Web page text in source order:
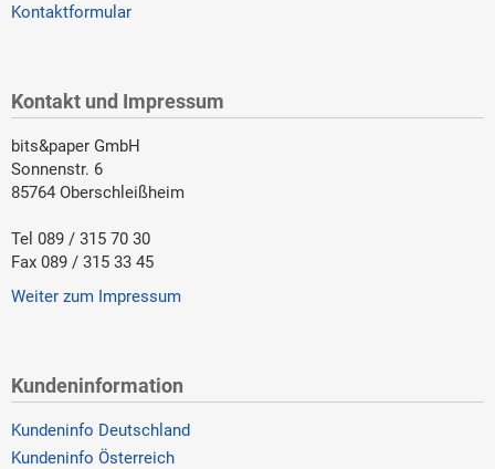
Kontaktformular
Kontakt und Impressum
bits&paper GmbH
Sonnenstr. 6
85764 Oberschleißheim
Tel 089 / 315 70 30
Fax 089 / 315 33 45
Weiter zum Impressum
Kundeninformation
Kundeninfo Deutschland
Kundeninfo Österreich